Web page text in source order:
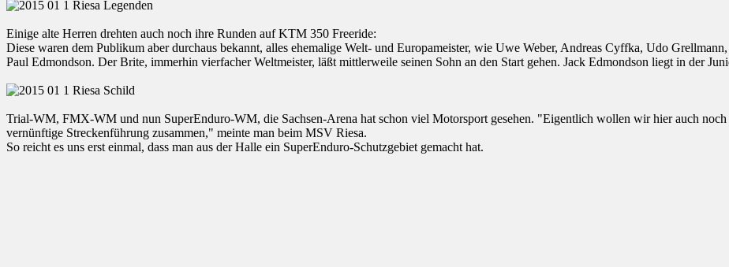
Einige alte Herren drehten auch noch ihre Runden auf KTM 350 Freeride:
Diese waren dem Publikum aber durchaus bekannt, alles ehemalige Welt- und Europameister, wie Uwe Weber, Andreas Cyffka, Udo
Paul Edmondson. Der Brite, immerhin vierfacher Weltmeister, läßt mittlerweile seinen Sohn an den Start gehen. Jack Edmondson liegt in der
Trial-WM, FMX-WM und nun SuperEnduro-WM, die Sachsen-Arena hat schon viel Motorsport gesehen. "Eigentlich wollen wir hier auch noch
vernünftige Streckenführung zusammen," meinte man beim MSV Riesa.
So reicht es uns erst einmal, dass man aus der Halle ein SuperEnduro-Schutzgebiet gemacht hat.